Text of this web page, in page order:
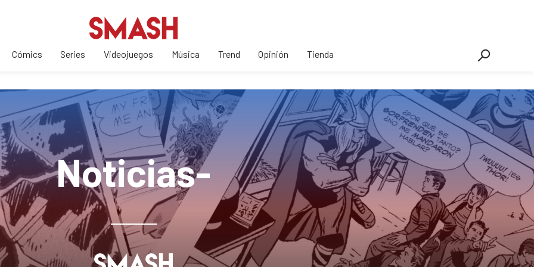
Cómics Series Videojuegos Música Trend Opinión Tienda
Noticias-